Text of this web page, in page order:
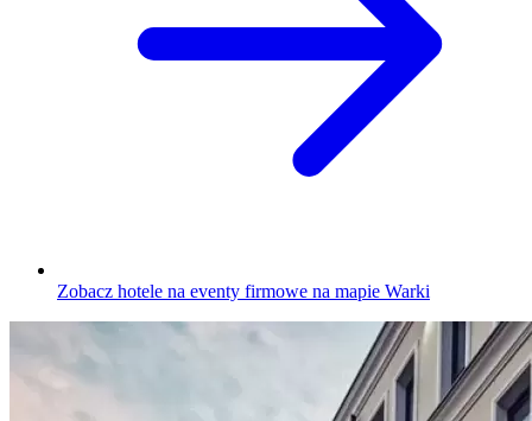
Zobacz hotele na eventy firmowe na mapie Warki